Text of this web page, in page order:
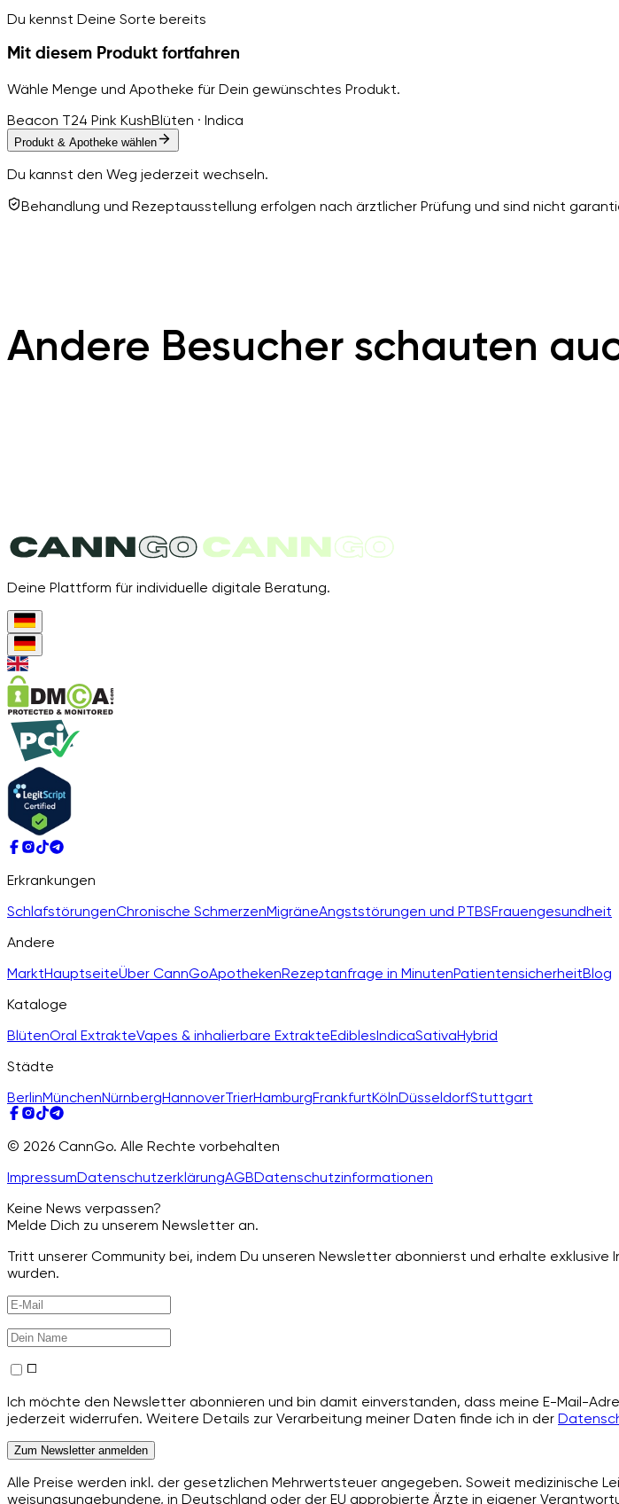
Du kennst Deine Sorte bereits
Mit diesem Produkt fortfahren
Wähle Menge und Apotheke für Dein gewünschtes Produkt.
Beacon T24 Pink KushBlüten · Indica
Produkt & Apotheke wählen
Du kannst den Weg jederzeit wechseln.
Behandlung und Rezeptausstellung erfolgen nach ärztlicher Prüfung und sind nicht
Andere Besucher schauten
Deine Plattform für individuelle digitale Beratung.
Erkrankungen
SchlafstörungenChronische SchmerzenMigräneAngststörungen und PTBSFrauengesundheit
Andere
MarktHauptseiteÜber CannGoApothekenRezeptanfrage in MinutenPatientensicherheitBlog
Kataloge
BlütenOral ExtrakteVapes & inhalierbare ExtrakteEdiblesIndicaSativaHybrid
Städte
BerlinMünchenNürnbergHannoverTrierHamburgFrankfurtKölnDüsseldorfStuttgart
© 2026 CannGo. Alle Rechte vorbehalten
ImpressumDatenschutzerklärungAGBDatenschutzinformationen
Keine News verpassen?
Melde Dich zu unserem Newsletter an.
Tritt unserer Community bei, indem Du unseren Newsletter abonnierst und erhalte
wurden.
Ich möchte den Newsletter abonnieren und bin damit einverstanden, dass meine E-Mail-
jederzeit widerrufen. Weitere Details zur Verarbeitung meiner Daten finde ich in der
Zum Newsletter anmelden
Alle Preise werden inkl. der gesetzlichen Mehrwertsteuer angegeben. Soweit medizinische
weisungsungebundene, in Deutschland oder der EU approbierte Ärzte in eigener